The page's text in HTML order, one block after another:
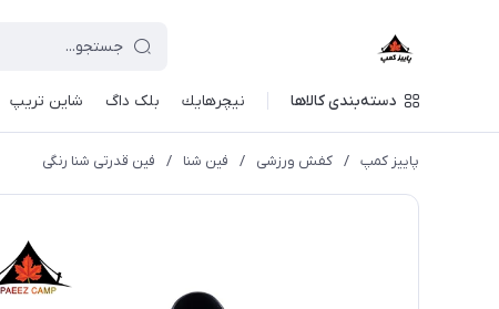
دسته‌بندی کالاها نيچرهايك بلک داگ شاین تریپ
پاییز کمپ / کفش ورزشی / فین شنا / فین قدرتی شنا رنگی